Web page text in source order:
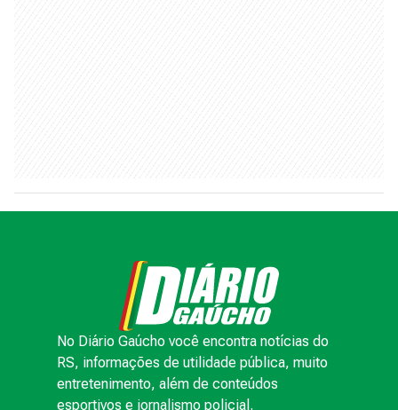
No Diário Gaúcho você encontra notícias do
RS, informações de utilidade pública, muito
entretenimento, além de conteúdos
esportivos e jornalismo policial.